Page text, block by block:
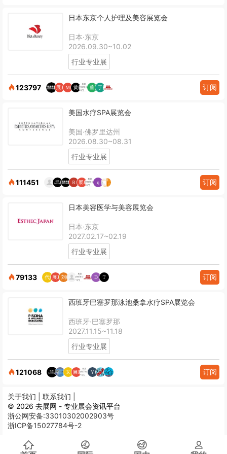
日本东京个人护理及美容展览会
日本·东京
2026.09.30~10.02
行业专业展
123797 订阅
美国水疗SPA展览会
美国·佛罗里达州
2026.08.30~08.31
行业专业展
111451 订阅
日本美容医学与美容展览会
日本·东京
2027.02.17~02.19
行业专业展
79133 订阅
西班牙巴塞罗那泳池桑拿水疗SPA展览会
西班牙·巴塞罗那
2027.11.15~11.18
行业专业展
121068 订阅
关于我们 | 联系我们 |
© 2026 去展网 - 专业展会资讯平台
浙公网安备:33010302002903号
浙ICP备15027784号-2